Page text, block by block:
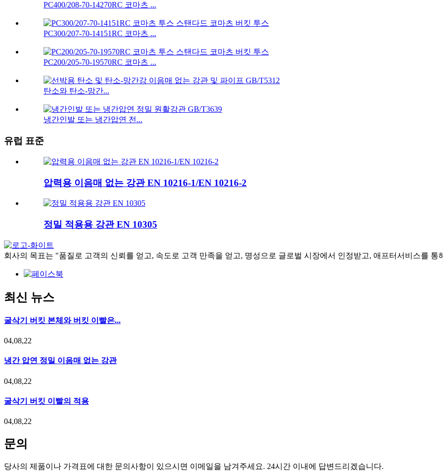
PC400/208-70-14270RC 코마츠 ...
PC300/207-70-14151RC 코마츠 ...
PC200/205-70-19570RC 코마츠 ...
탄소와 탄소-망간...
냉간인발 또는 냉간압연 전...
유럽 ​​표준
압력용 이음매 없는 강관 EN 10216-1/EN 10216-2
정밀 적용용 강관 EN 10305
회사의 목표는 "품질로 고객의 신뢰를 얻고, 속도로 고객 만족을 얻고, 명성으로 글로벌 시장에서 인정받고, 애프터서비스를 통
최신 뉴스
굴삭기 버킷 본체와 버킷 이빨은...
04,08,22
냉간 압연 정밀 이음매 없는 강관
04,08,22
굴삭기 버킷 이빨의 적용
04,08,22
문의
당사의 제품이나 가격표에 대한 문의사항이 있으시면 이메일을 남겨주세요. 24시간 이내에 답변드리겠습니다.